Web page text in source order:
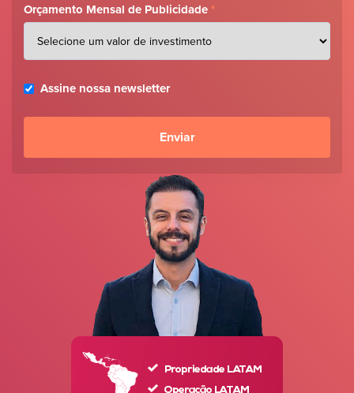
Orçamento Mensal de Publicidade *
Assine nossa newsletter